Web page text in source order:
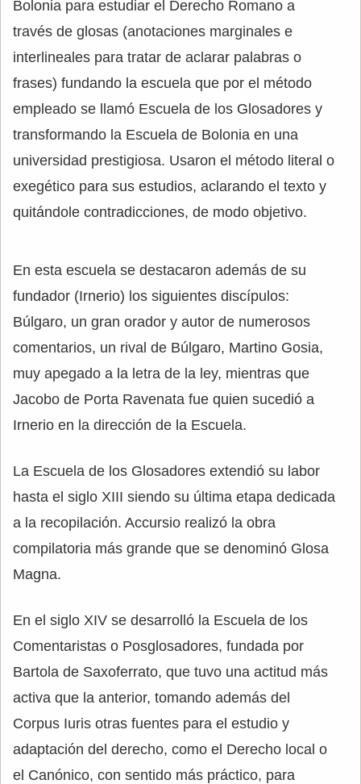
Bolonia para estudiar el Derecho Romano a
través de glosas (anotaciones marginales e
interlineales para tratar de aclarar palabras o
frases) fundando la escuela que por el método
empleado se llamó Escuela de los Glosadores y
transformando la Escuela de Bolonia en una
universidad prestigiosa. Usaron el método literal o
exegético para sus estudios, aclarando el texto y
quitándole contradicciones, de modo objetivo.
En esta escuela se destacaron además de su
fundador (Irnerio) los siguientes discípulos:
Búlgaro, un gran orador y autor de numerosos
comentarios, un rival de Búlgaro, Martino Gosia,
muy apegado a la letra de la ley, mientras que
Jacobo de Porta Ravenata fue quien sucedió a
Irnerio en la dirección de la Escuela.
La Escuela de los Glosadores extendió su labor
hasta el siglo XIII siendo su última etapa dedicada
a la recopilación. Accursio realizó la obra
compilatoria más grande que se denominó Glosa
Magna.
En el siglo XIV se desarrolló la Escuela de los
Comentaristas o Posglosadores, fundada por
Bartola de Saxoferrato, que tuvo una actitud más
activa que la anterior, tomando además del
Corpus Iuris otras fuentes para el estudio y
adaptación del derecho, como el Derecho local o
el Canónico, con sentido más práctico, para